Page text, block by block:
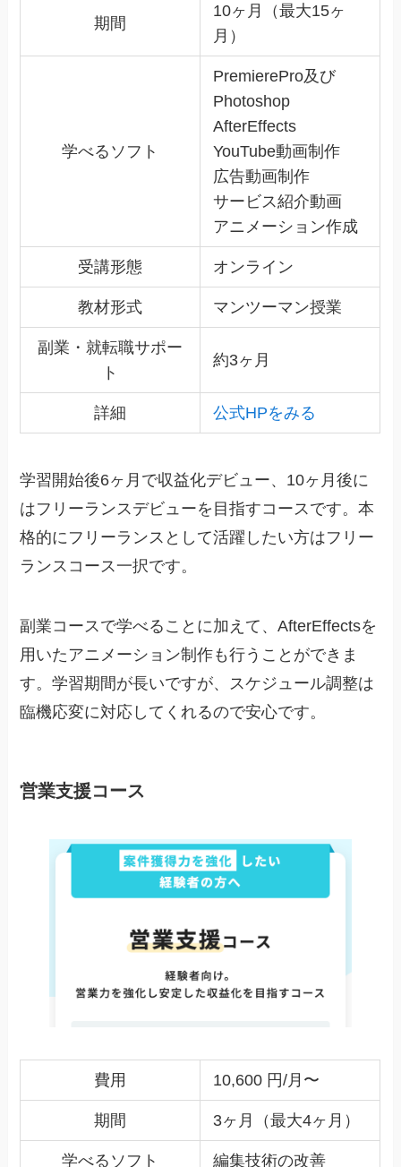
期間
10ヶ月（最大15ヶ
月）
学べるソフト
PremierePro及び
Photoshop
AfterEffects
YouTube動画制作
広告動画制作
サービス紹介動画
アニメーション作成
受講形態 オンライン
教材形式 マンツーマン授業
副業・就転職サポー
ト
約3ヶ月
詳細 公式HPをみる
学習開始後6ヶ月で収益化デビュー、10ヶ月後に
はフリーランスデビューを目指すコースです。本
格的にフリーランスとして活躍したい方はフリー
ランスコース一択です。
副業コースで学べることに加えて、AfterEffectsを
用いたアニメーション制作も行うことができま
す。学習期間が長いですが、スケジュール調整は
臨機応変に対応してくれるので安心です。
営業支援コース
費用 10,600 円/月〜
期間 3ヶ月（最大4ヶ月）
学べるソフト
編集技術の改善